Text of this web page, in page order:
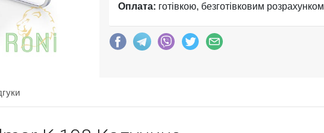
Оплата: готівкою, безготівковим розрахунком